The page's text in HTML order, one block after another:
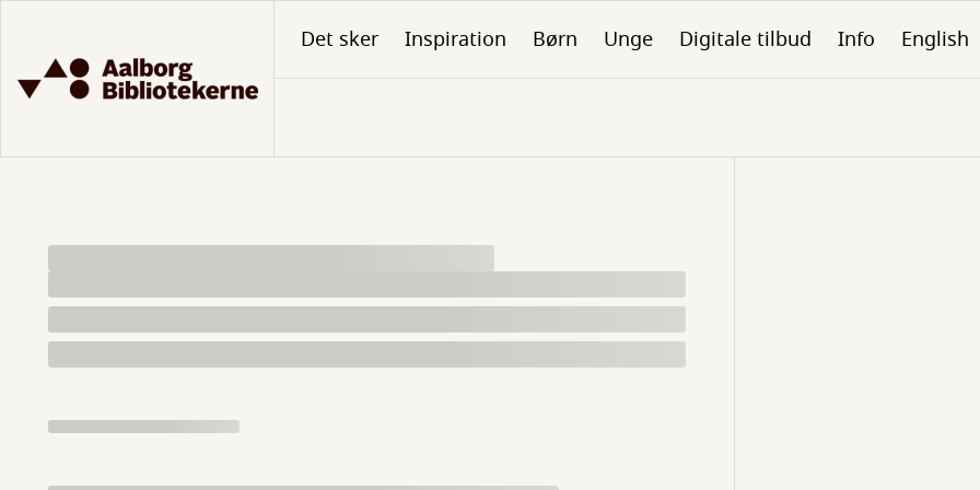
hovedindhold
Det sker Inspiration Børn Unge Digitale tilbud Info English